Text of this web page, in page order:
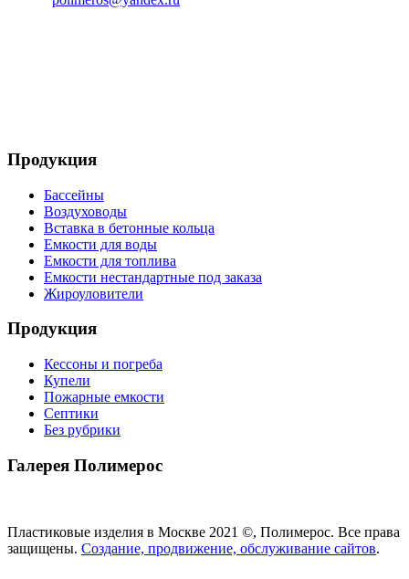
Продукция
Бассейны
Воздуховоды
Вставка в бетонные кольца
Емкости для воды
Емкости для топлива
Емкости нестандартные под заказа
Жироуловители
Продукция
Кессоны и погреба
Купели
Пожарные емкости
Септики
Без рубрики
Галерея Полимерос
Пластиковые изделия в Москве 2021 ©, Полимерос. Все права
защищены. Создание, продвижение, обслуживание сайтов.